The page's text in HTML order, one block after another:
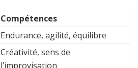
Compétences
Endurance, agilité, équilibre
Créativité, sens de
l’improvisation